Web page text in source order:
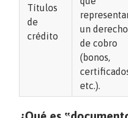
Títulos
de
crédito
un derecho
de cobro
(bonos,
etc.).